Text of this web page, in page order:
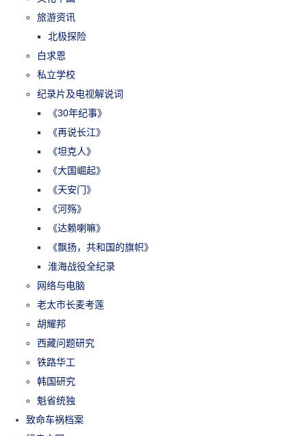
旅游资讯
北极探险
白求恩
私立学校
纪录片及电视解说词
《30年纪事》
《再说长江》
《坦克人》
《大国崛起》
《天安门》
《河殇》
《达赖喇嘛》
《飘扬，共和国的旗帜》
淮海战役全纪录
网络与电脑
老太市长麦考莲
胡耀邦
西藏问题研究
铁路华工
韩国研究
魁省统独
致命车祸档案